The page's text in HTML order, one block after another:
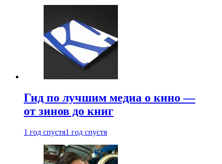
Гид по лучшим медиа о кино —
от зинов до книг
1 год спустя1 год спустя